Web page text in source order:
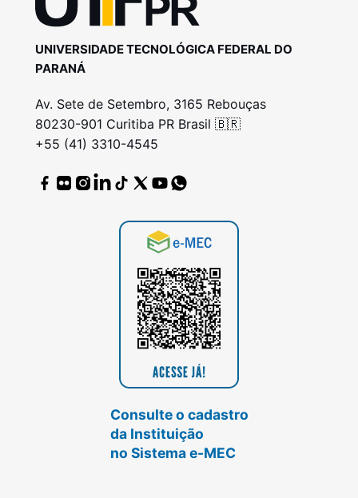
UNIVERSIDADE TECNOLÓGICA FEDERAL DO
PARANÁ
Av. Sete de Setembro, 3165 Rebouças
80230-901 Curitiba PR Brasil 🇧🇷
+55 (41) 3310-4545
Consulte o cadastro
da Instituição
no Sistema e-MEC